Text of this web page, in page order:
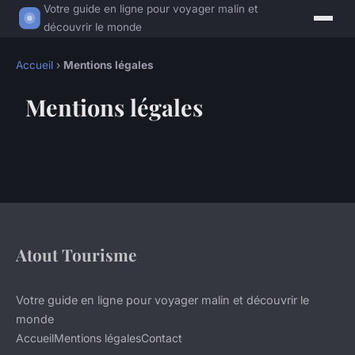
Votre guide en ligne pour voyager malin et
découvrir le monde
Accueil › Mentions légales
Mentions légales
Atout Tourisme
Votre guide en ligne pour voyager malin et découvrir le
monde
AccueilMentions légalesContact